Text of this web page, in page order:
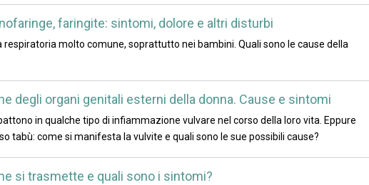
faringite: sintomi, dolore e altri disturbi
molto comune, soprattutto nei bambini. Quali sono le cause della
degli organi genitali esterni della donna. Cause e sintomi
in qualche tipo di infiammazione vulvare nel corso della loro vita. Eppure
tabù: come si manifesta la vulvite e quali sono le sue possibili cause?
si trasmette e quali sono i sintomi?